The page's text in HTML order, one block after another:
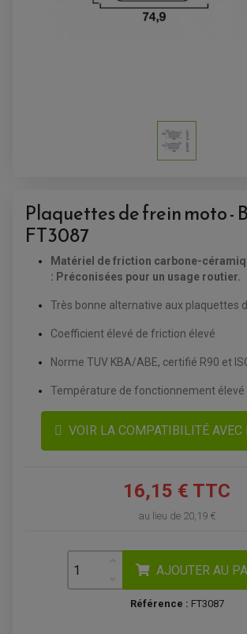
BOUCHON DE RÉSERVOIR QUAD
GUIDON QUAD
KIT DÉCO QUAD / SSV
KIT POIGNÉE DE GAZ QUAD
Plaquettes de frein moto -
FT3087
Matériel de friction carbone-
: Préconisées pour un usage routier.
Très bonne alternative aux plaquettes
Coefficient élevé de friction élevé
Norme TUV KBA/ABE, certifié R90 et
Température de fonctionnement élevé
VOIR LA COMPATIBILITÉ AVEC
16,15 € TTC
au lieu de 20,19 €
AJOUTER AU
Référence : FT3087